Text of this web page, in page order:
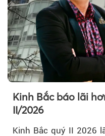
Kinh Bắc báo lãi
II/2026
Kinh Bắc quý II 2026